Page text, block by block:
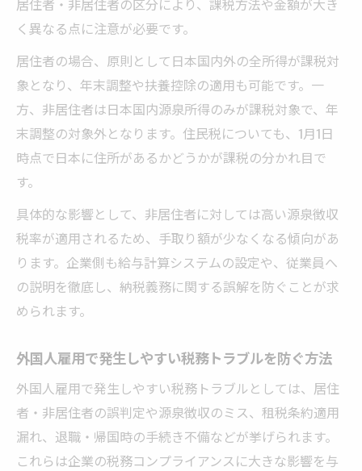
居住者・非居住者の区分により、課税方法や金額が大き
く異なる点に注意が必要です。
居住者の場合、原則として日本国内外の全所得が課税対
象となり、年末調整や扶養控除の適用も可能です。一
方、非居住者は日本国内源泉所得のみが課税対象で、年
末調整の対象外となります。住民税についても、1月1日
時点で日本に住所があるかどうかが課税の分かれ目で
す。
具体的な影響として、非居住者に対しては高い源泉徴収
税率が適用されるため、手取り額が少なくなる傾向があ
ります。企業側も給与計算システムの設定や、従業員へ
の説明を徹底し、納税義務に関する誤解を防ぐことが求
められます。
外国人雇用で発生しやすい税務トラブルを防ぐ方法
外国人雇用で発生しやすい税務トラブルとしては、居住
者・非居住者の誤判定や源泉徴収のミス、租税条約適用
漏れ、退職・帰国時の手続き不備などが挙げられます。
これらは企業の税務コンプライアンスに大きな影響を与